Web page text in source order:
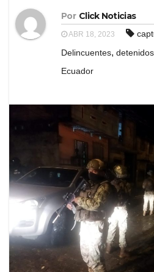
Por Click Noticias
ABR 18, 2023
Delincuentes, detenidos
Ecuador